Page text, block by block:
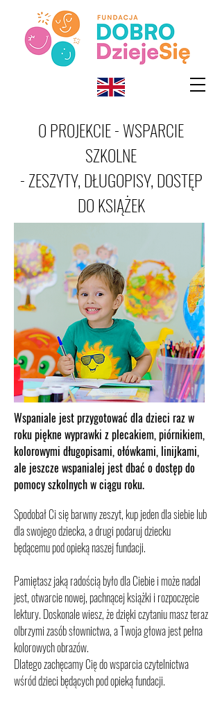
O PROJEKCIE - WSPARCIE
SZKOLNE
- ZESZYTY, DŁUGOPISY, DOSTĘP
DO KSIĄŻEK
Wspaniale jest przygotować dla dzieci raz w
roku piękne wyprawki z plecakiem, piórnikiem,
kolorowymi długopisami, ołówkami, linijkami,
ale jeszcze wspanialej jest dbać o dostęp do
pomocy szkolnych w ciągu roku.
Spodobał Ci się barwny zeszyt, kup jeden dla siebie lub
dla swojego dziecka, a drugi podaruj dziecku
będącemu pod opieką naszej fundacji.
Pamiętasz jaką radością było dla Ciebie i może nadal
jest, otwarcie nowej, pachnącej książki i rozpoczęcie
lektury. Doskonale wiesz, że dzięki czytaniu masz teraz
olbrzymi zasób słownictwa, a Twoja głowa jest pełna
kolorowych obrazów.
Dlatego zachęcamy Cię do wsparcia czytelnictwa
wśród dzieci będących pod opieką fundacji.